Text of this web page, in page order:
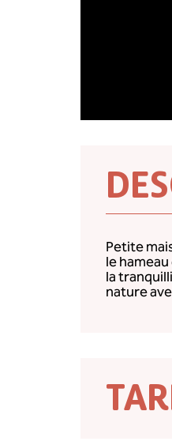
Petite
le
la
nature